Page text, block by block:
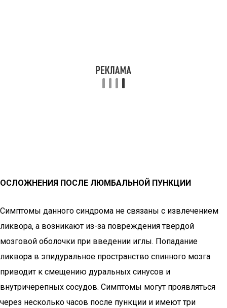
ОСЛОЖНЕНИЯ ПОСЛЕ ЛЮМБАЛЬНОЙ ПУНКЦИИ
Симптомы данного синдрома не связаны с извлечением
ликвора, а возникают из-за повреждения твердой
мозговой оболочки при введении иглы. Попадание
ликвора в эпидуральное пространство спинного мозга
приводит к смещению дуральных синусов и
внутричерепных сосудов. Симптомы могут проявляться
через несколько часов после пункции и имеют три